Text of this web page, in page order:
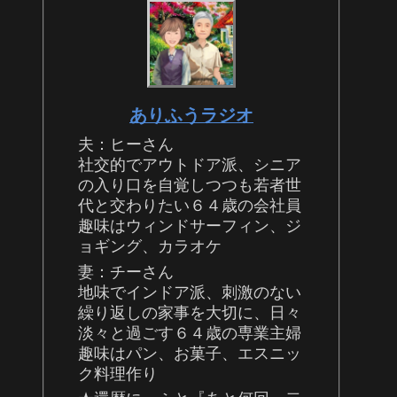
ありふうラジオ
夫：ヒーさん
社交的でアウトドア派、シニア
の入り口を自覚しつつも若者世
代と交わりたい６４歳の会社員
趣味はウィンドサーフィン、ジ
ョギング、カラオケ
妻：チーさん
地味でインドア派、刺激のない
繰り返しの家事を大切に、日々
淡々と過ごす６４歳の専業主婦
趣味はパン、お菓子、エスニッ
ク料理作り